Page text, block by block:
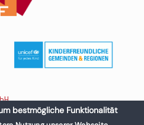
bestmögliche Funktionalität